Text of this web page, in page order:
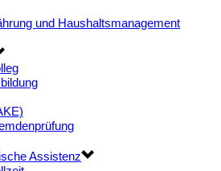
und Haushaltsmanagement
Assistenz